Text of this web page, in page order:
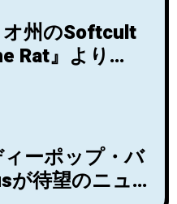
州のSoftcult
Rat』より
ーポップ・バ
が待望のニュ